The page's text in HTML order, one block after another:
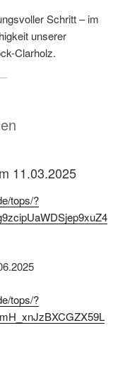
Schritt – im
unserer
Clarholz.
11.03.2025
tops/?
tops/?